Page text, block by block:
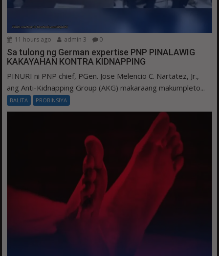
11 hours ago admin 3 0
Sa tulong ng German expertise PNP PINALAWIG
KAKAYAHAN KONTRA KIDNAPPING
PINURI ni PNP chief, PGen. Jose Melencio C. Nartatez, Jr.,
ang Anti-Kidnapping Group (AKG) makaraang makumpleto...
BALITA PROBINSIYA